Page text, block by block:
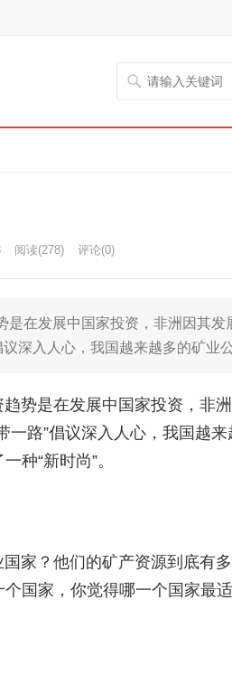
阅读(278) 评论(0)
是在发展中国家投资，非洲因其
议深入人心，我国越来越多的矿
势是在发展中国家投资，非
一路”倡议深入人心，我国越
种“新时尚”。
家？他们的矿产资源到底有
国家，你觉得哪一个国家最